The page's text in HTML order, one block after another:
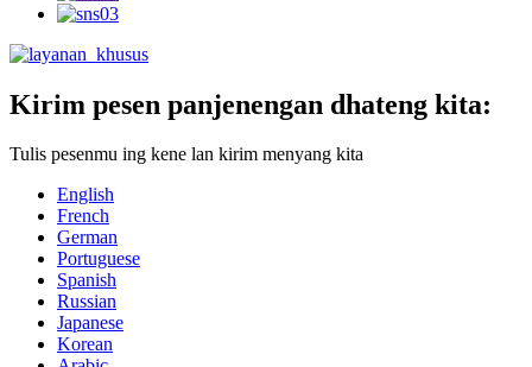
Kirim pesen panjenengan dhateng kita:
Tulis pesenmu ing kene lan kirim menyang kita
English
French
German
Portuguese
Spanish
Russian
Japanese
Korean